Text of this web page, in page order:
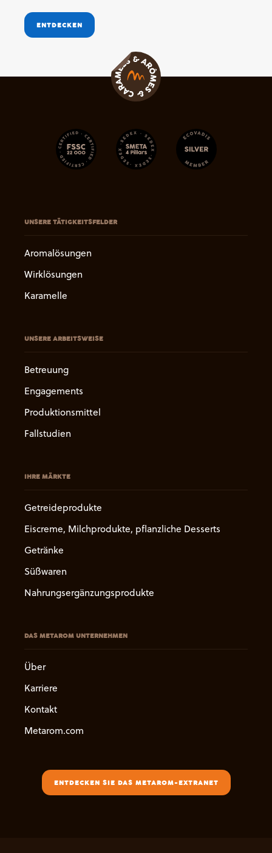
ENTDECKEN
UNSERE TÄTIGKEITSFELDER
Aromalösungen
Wirklösungen
Karamelle
UNSERE ARBEITSWEISE
Betreuung
Engagements
Produktionsmittel
Fallstudien
IHRE MÄRKTE
Getreideprodukte
Eiscreme, Milchprodukte, pflanzliche Desserts
Getränke
Süßwaren
Nahrungsergänzungsprodukte
DAS METAROM UNTERNEHMEN
Über
Karriere
Kontakt
Metarom.com
ENTDECKEN SIE DAS METAROM-EXTRANET